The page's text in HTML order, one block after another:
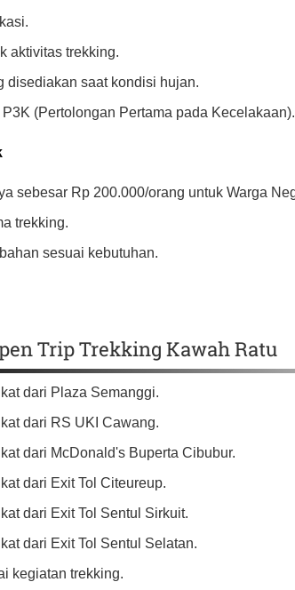
aktivitas trekking.
disediakan saat kondisi hujan.
(Pertolongan Pertama pada Kecelakaan).
sebesar Rp 200.000/orang untuk Warga
trekking.
sesuai kebutuhan.
Trip Trekking Kawah Ratu
dari Plaza Semanggi.
dari RS UKI Cawang.
dari McDonald's Buperta Cibubur.
dari Exit Tol Citeureup.
dari Exit Tol Sentul Sirkuit.
dari Exit Tol Sentul Selatan.
kegiatan trekking.